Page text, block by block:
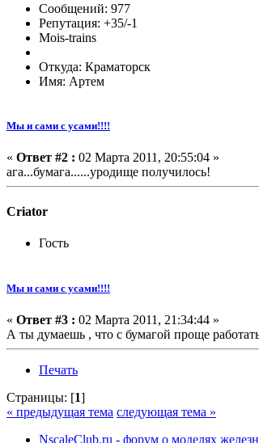
Сообщений: 977
Репутация: +35/-1
Mois-trains
Откуда: Краматорск
Имя: Артем
Мы и сами с усами!!!!
« Ответ #2 : 02 Марта 2011, 20:55:04 »
ага...бумага......уродище получилось!
Criator
Гость
Мы и сами с усами!!!!
« Ответ #3 : 02 Марта 2011, 21:34:44 »
А ты думаешь , что с бумагой проще
Печать
Страницы: [1]
« предыдущая тема следующая тема »
NscaleClub.ru - форум о моделях